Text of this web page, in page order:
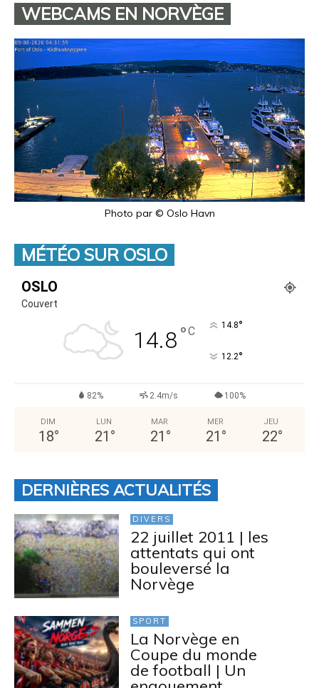
WEBCAMS EN NORVÈGE
Photo par © Oslo Havn
MÉTÉO SUR OSLO
OSLO
Couvert
14.8°C 14.8°
12.2°
82% 2.4m/s 100%
DIM
18°
LUN
21 °
MAR
21 °
MER
21 °
JEU
22°
DERNIÈRES ACTUALITÉS
DIVERS
22 juillet 2011 | les
attentats qui ont
bouleversé la
Norvège
SPORT
La Norvège en
Coupe du monde
de football | Un